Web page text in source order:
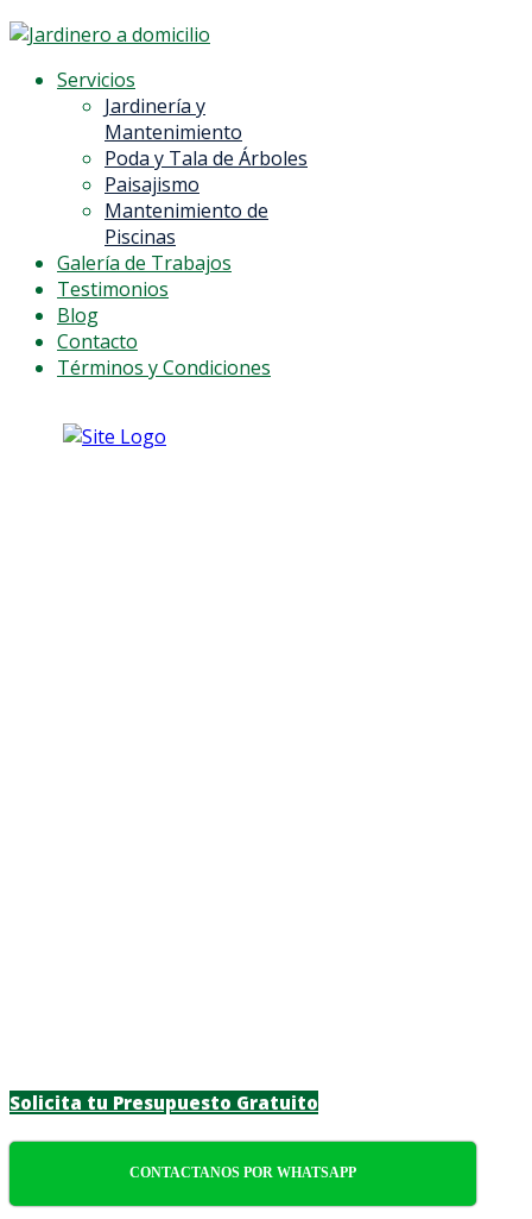
Servicios
Jardinería y
Mantenimiento
Poda y Tala de Árboles
Paisajismo
Mantenimiento de
Piscinas
Galería de Trabajos
Testimonios
Blog
Contacto
Términos y Condiciones
Solicita tu Presupuesto Gratuito
CONTACTANOS POR WHATSAPP